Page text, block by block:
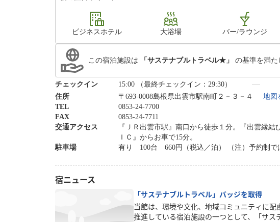
ビジネスホテル 大浴場 バー/ラウンジ
この宿泊施設は 「サステナブルトラベル★」 の基準を満た
チェックイン 15:00 （最終チェックイン：29:30）
住所
〒693-0008島根県出雲市駅南町２－３－４
地図
TEL
0853-24-7700
FAX
0853-24-7711
交通アクセス
『ＪＲ出雲市駅』南口から徒歩１分。『出雲縁
ＩＣ』からお車で15分。
駐車場
有り 100台 660円（税込／泊） （注）予約制で
宿ニュース
「サステナブルトラベル」バッジを取得
当館は、環境や文化、地域コミュニティに配
推進している宿泊施設の一つとして、「サス